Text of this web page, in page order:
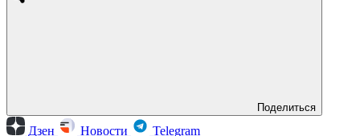
Поделиться
Дзен Новости Telegram